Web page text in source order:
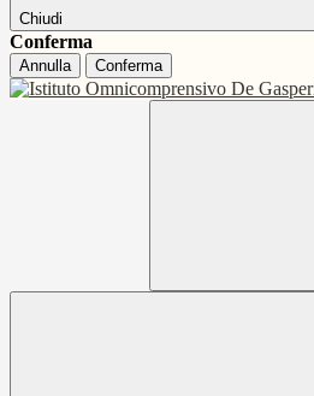
Chiudi
Conferma
Annulla Conferma